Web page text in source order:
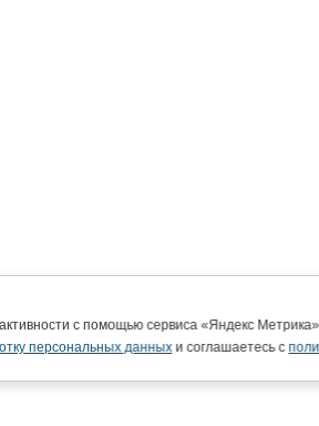
с помощью сервиса «Яндекс
персональных данныхи соглашаетесь с